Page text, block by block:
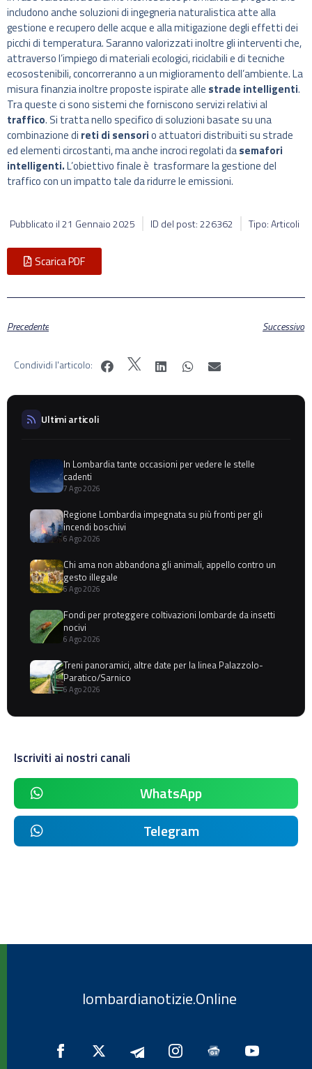
includono anche soluzioni di ingegneria naturalistica atte alla
gestione e recupero delle acque e alla mitigazione degli effetti dei
picchi di temperatura. Saranno valorizzati inoltre gli interventi che,
attraverso l’impiego di materiali ecologici, riciclabili e di tecniche
ecosostenibili, concorreranno a un miglioramento dell’ambiente. La
misura finanzia inoltre proposte ispirate alle strade intelligenti.
Tra queste ci sono sistemi che forniscono servizi relativi al
traffico. Si tratta nello specifico di soluzioni basate su una
combinazione di reti di sensorio attuatori distribuiti su strade
ed elementi circostanti, ma anche incroci regolati dasemafori
intelligenti.L’obiettivo finale è trasformare la gestione del
traffico con un impatto tale da ridurre le emissioni.
Pubblicato il21 Gennaio 2025 ID del post: 226362 Tipo: Articoli
Scarica PDF
Precedente Successivo
Condividi l'articolo:
Ultimi articoli
In Lombardia tante occasioni per vedere le stelle
cadenti
7 Ago 2026
Regione Lombardia impegnata su più fronti per gli
incendi boschivi
6 Ago 2026
Chi ama non abbandona gli animali, appello contro un
gesto illegale
6 Ago 2026
Fondi per proteggere coltivazioni lombarde da insetti
nocivi
6 Ago 2026
Treni panoramici, altre date per la linea Palazzolo-
Paratico/Sarnico
6 Ago 2026
Iscriviti ai nostri canali
WhatsApp
Telegram
lombardianotizie.Online